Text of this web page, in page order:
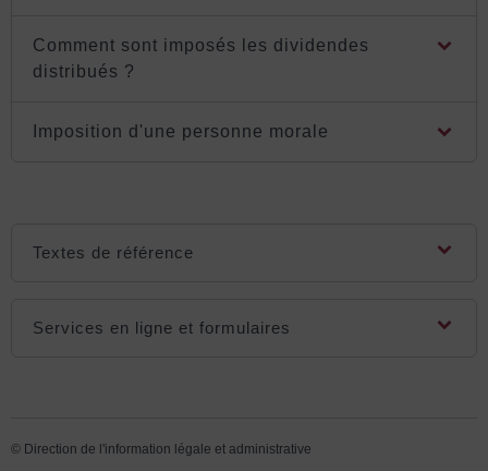
Comment sont imposés les dividendes
distribués ?
Imposition d'une personne morale
Textes de référence
Services en ligne et formulaires
© Direction de l'information légale et administrative